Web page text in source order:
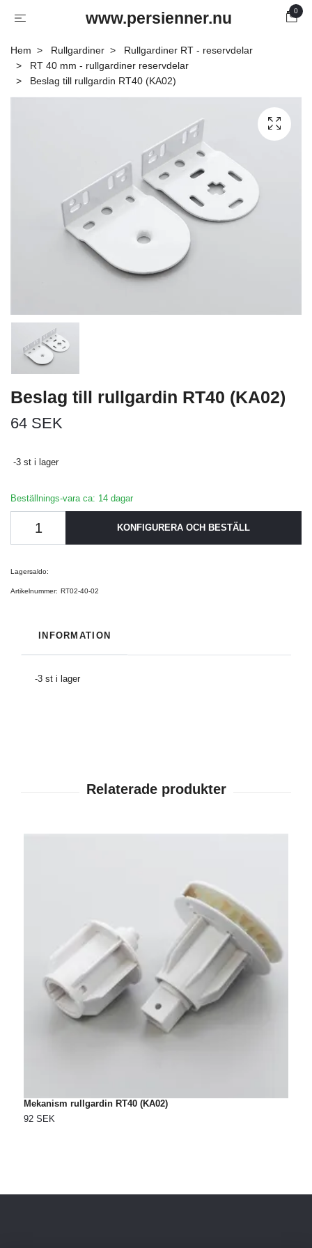
www.persienner.nu 0
Hem Rullgardiner
Rullgardiner RT - reservdelar
RT 40 mm - rullgardiner reservdelar
Beslag till rullgardin RT40 (KA02)
Beslag till rullgardin RT40 (KA02)
64 SEK
-3 st i lager
Beställnings-vara ca: 14 dagar
KONFIGURERA OCH BESTÄLL
Lagersaldo:
Artikelnummer: RT02-40-02
INFORMATION
-3 st i lager
Mekanism rullgardin RT40 (KA02)
92 SEK